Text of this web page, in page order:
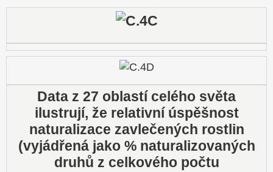
Data z 27 oblastí celého světa
ilustrují, že relativní úspěšnost
naturalizace zavlečených rostlin
(vyjádřená jako % naturalizovaných
druhů z celkového počtu